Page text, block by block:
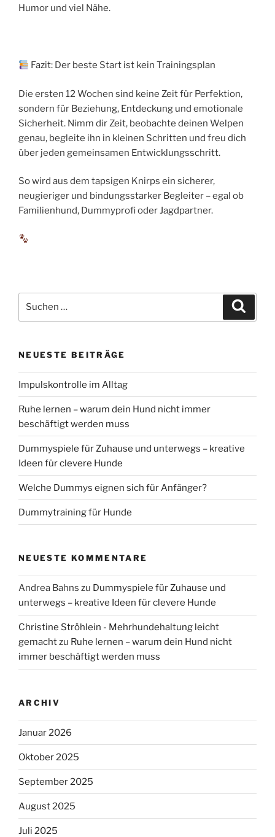
Humor und viel Nähe.
Fazit: Der beste Start ist kein Trainingsplan
Die ersten 12 Wochen sind keine Zeit für Perfektion,
sondern für Beziehung, Entdeckung und emotionale
Sicherheit. Nimm dir Zeit, beobachte deinen Welpen
genau, begleite ihn in kleinen Schritten und freu dich
über jeden gemeinsamen Entwicklungsschritt.
So wird aus dem tapsigen Knirps ein sicherer,
neugieriger und bindungsstarker Begleiter – egal ob
Familienhund, Dummyprofi oder Jagdpartner.
nach:
NEUESTE BEITRÄGE
Impulskontrolle im Alltag
Ruhe lernen – warum dein Hund nicht immer
beschäftigt werden muss
Dummyspiele für Zuhause und unterwegs – kreative
Ideen für clevere Hunde
Welche Dummys eignen sich für Anfänger?
Dummytraining für Hunde
NEUESTE KOMMENTARE
Andrea Bahns zu Dummyspiele für Zuhause und
unterwegs – kreative Ideen für clevere Hunde
Christine Ströhlein - Mehrhundehaltung leicht
gemachtzu Ruhe lernen – warum dein Hund nicht
immer beschäftigt werden muss
ARCHIV
Januar 2026
Oktober 2025
September 2025
August 2025
Juli 2025